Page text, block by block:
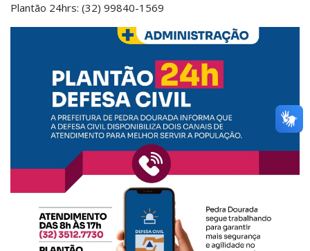
Plantão 24hrs: (32) 99840-1569